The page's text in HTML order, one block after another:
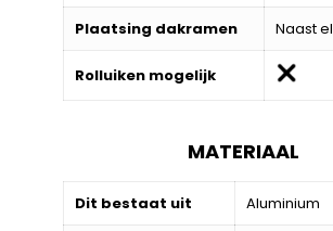
Plaatsing dakramen Naast
Rolluiken mogelijk
MATERIAAL
Dit bestaat uit Aluminium